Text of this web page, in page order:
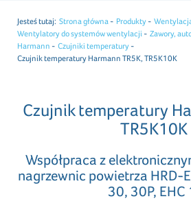
Jesteś tutaj: Strona główna Produkty
Wentylatory do systemów wentylacji
Zawory,
Harmann
Czujniki temperatury
Czujnik temperatury Harmann TR5K, TR5K10K
Czujnik temperatury
TR5K10K
Współpraca z
nagrzewnic powietrza HRD-
30, 30P, EHC